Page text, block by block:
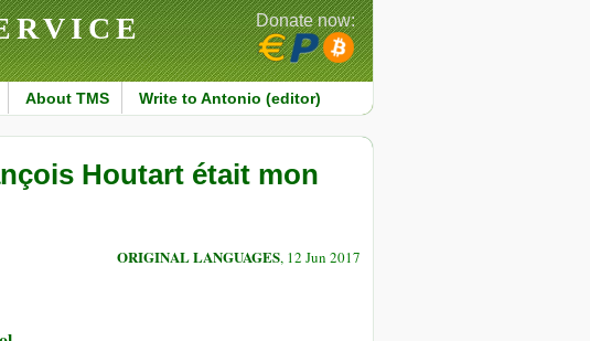
About TMS Write to Antonio (editor)
Donate now:
Houtart était mon
ORIGINAL LANGUAGES, 12 Jun 2017